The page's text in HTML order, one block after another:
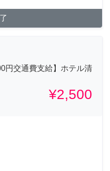
円交通費支給】ホテル清
¥2,500